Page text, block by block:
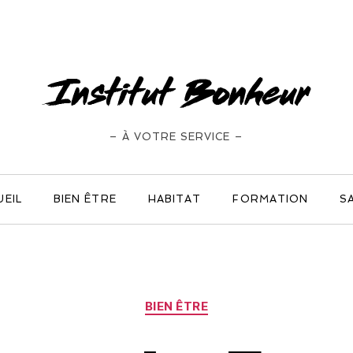
– À VOTRE SERVICE –
BIEN ÊTRE HABITAT FORMATION
BIEN ÊTRE